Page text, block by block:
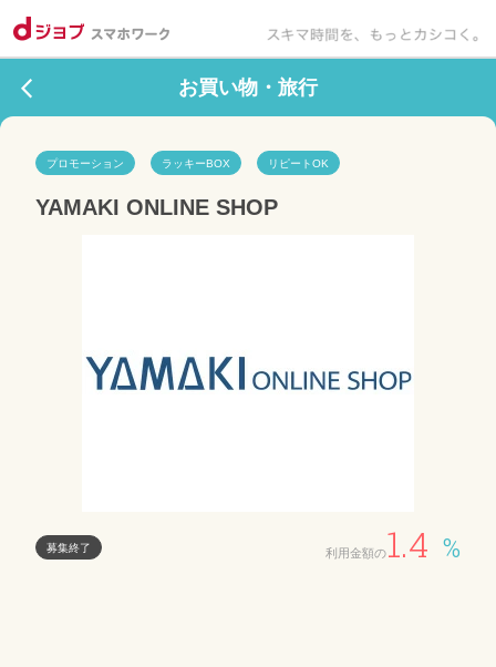
お買い物・旅行
プロモーション ラッキーBOX リピートOK
YAMAKI ONLINE SHOP
募集終了 利用金額の1.4 %